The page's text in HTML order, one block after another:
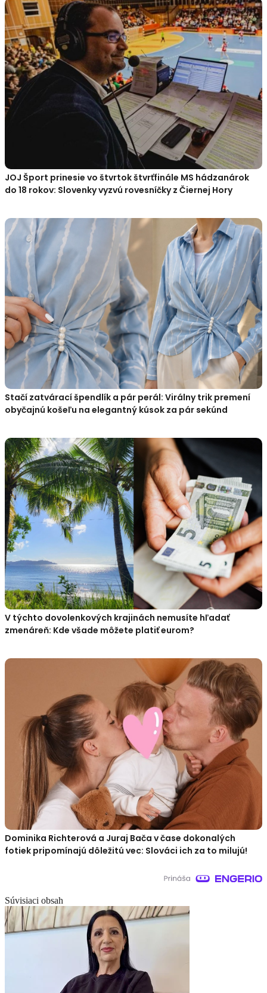
JOJ Šport prinesie vo štvrtok štvrťfinále MS hádzanárok
do 18 rokov: Slovenky vyzvú rovesníčky z Čiernej Hory
Stačí zatvárací špendlík a pár perál: Virálny trik premení
obyčajnú košeľu na elegantný kúsok za pár sekúnd
V týchto dovolenkových krajinách nemusíte hľadať
zmenáreň: Kde všade môžete platiť eurom?
Dominika Richterová a Juraj Bača v čase dokonalých
fotiek pripomínajú dôležitú vec: Slováci ich za to milujú!
Súvisiaci obsah